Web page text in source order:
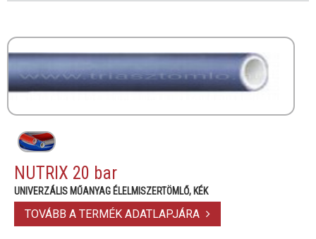
NUTRIX 20 bar
UNIVERZÁLIS MŰANYAG ÉLELMISZERTÖMLŐ, KÉK
TOVÁBB A TERMÉK ADATLAPJÁRA